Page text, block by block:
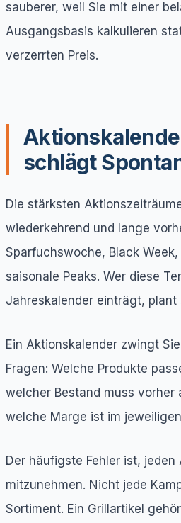
sauberer, weil Sie mit einer
Ausgangsbasis kalkulieren
verzerrten Preis.
schlägt
Die stärksten
wiederkehrend und lange
Sparfuchswoche, Black
saisonale Peaks. Wer diese
Jahreskalender einträgt,
Ein Aktionskalender zwingt
Fragen: Welche Produkte
welcher Bestand muss vorher
welche Marge ist im
Der häufigste Fehler ist, jeden
mitzunehmen. Nicht jede
Sortiment. Ein Grillartikel